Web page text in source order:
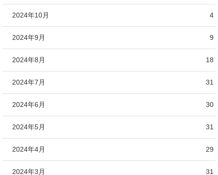
2024年10月 4
2024年9月 9
2024年8月 18
2024年7月 31
2024年6月 30
2024年5月 31
2024年4月 29
2024年3月 31